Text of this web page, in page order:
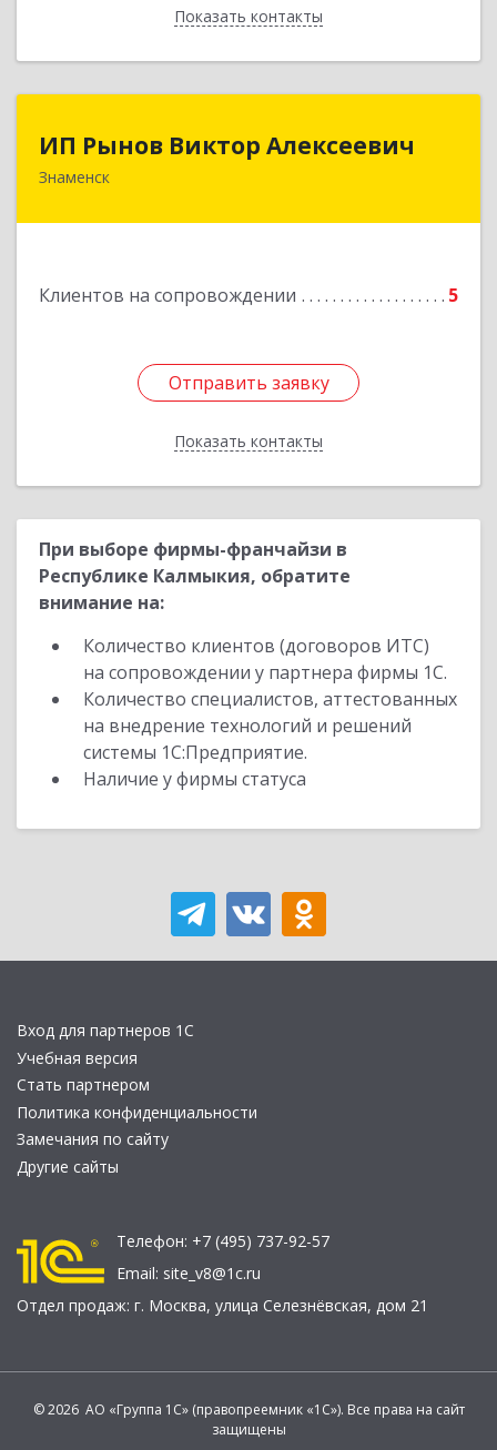
Показать контакты
Назад
ИП Рынов Виктор Алексеевич
Знаменск
Клиентов на сопровождении 5
Отправить заявку
Показать контакты
Отправить заявку
Назад
При выборе фирмы-франчайзи в
Республике Калмыкия, обратите
внимание на:
Количество клиентов (договоров ИТС)
на сопровождении у партнера фирмы 1С.
Количество специалистов, аттестованных
на внедрение технологий и решений
системы 1С:Предприятие.
Наличие у фирмы статуса
Вход для партнеров 1С
Учебная версия
Стать партнером
Политика конфиденциальности
Замечания по сайту
Другие сайты
Телефон: +7 (495) 737-92-57
Email: site_v8@1c.ru
Отдел продаж: г. Москва, улица Селезнёвская, дом 21
© 2026 АО «Группа 1С» (правопреемник «1С»). Все права на сайт
защищены